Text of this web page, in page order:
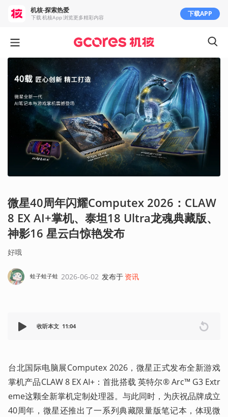
微星40周年闪耀Computex 2026：CLAW
8 EX AI+掌机、泰坦18 Ultra龙魂典藏版、
神影16 星云白惊艳发布
好哦
蛙子蛙子蛙 2026-06-02 发布于 资讯
收听本文 11:04
台北国际电脑展Computex 2026，微星正式发布全新游戏
掌机产品CLAW 8 EX AI+：首批搭载 英特尔® Arc™ G3 Extr
eme这颗全新掌机定制处理器。与此同时，为庆祝品牌成立
40周年，微星还推出了一系列典藏限量版笔记本，体现微
机核-探索热爱
下载 机核App 浏览更多精彩内容 下载APP